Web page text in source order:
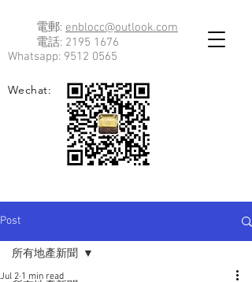
電郵: enblocc@outlook.com
電話: 2195 1676
Whatsapp: 9512 0565
Wechat:
Post
所有地產新聞
Jul 2 1 min read